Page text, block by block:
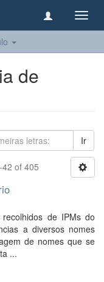
de
Ir
of 405
de IPMs do
a diversos nomes
de nomes que se
...